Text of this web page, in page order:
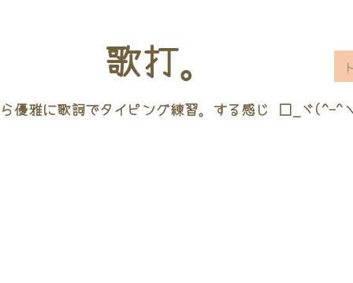
歌打。
優雅に歌詞でタイピング練習。する感じ □_ヾ(^-^